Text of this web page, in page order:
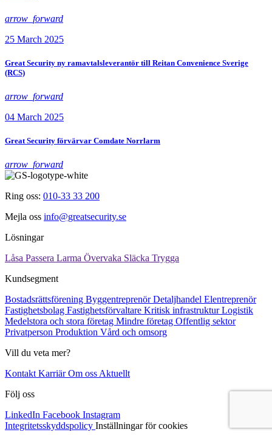
arrow_forward
25 March 2025
Great Security ny ramavtalsleverantör till Reitan Convenience Sverige
(RCS)
arrow_forward
04 March 2025
Great Security förvärvar Comdate Norrlarm
arrow_forward
Ring oss: 010-33 33 200
Mejla oss info@greatsecurity.se
Lösningar
Låsa Passera Larma Övervaka Släcka Trygga
Kundsegment
Bostadsrättsförening ByggentreprenörDetaljhandel Elentreprenör
Fastighetsbolag Fastighetsförvaltare Kritisk infrastrukturLogistik
Medelstora och stora företag Mindre företag Offentlig sektor
Privatperson Produktion Vård och omsorg
Vill du veta mer?
Kontakt KarriärOm oss Aktuellt
Följ oss
LinkedIn Facebook Instagram
Integritetsskyddspolicy Inställningar för cookies